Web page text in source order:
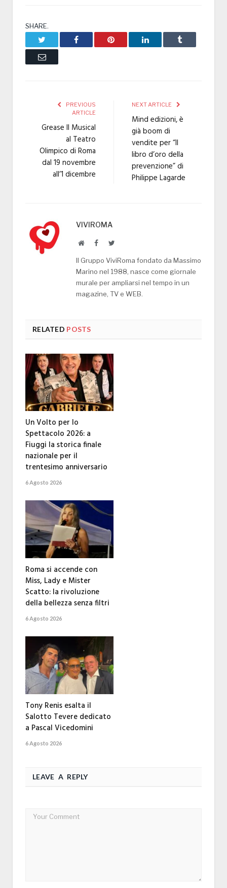
SHARE.
Facebook Pinterest LinkedIn Tumblr
Email
PREVIOUS
ARTICLE
Grease Il Musical
al Teatro
Olimpico di Roma
dal 19 novembre
all’1 dicembre
NEXT ARTICLE
Mind edizioni, è
già boom di
vendite per “Il
libro d’oro della
prevenzione” di
Philippe Lagarde
VIVIROMA
WebsiteFacebookTwitter
Il Gruppo ViviRoma fondato da Massimo
Marino nel 1988, nasce come giornale
murale per ampliarsi nel tempo in un
magazine, TV e WEB.
RELATED POSTS
Un Volto per lo
Spettacolo 2026: a
Fiuggi la storica finale
nazionale per il
trentesimo anniversario
6 Agosto 2026
Roma si accende con
Miss, Lady e Mister
Scatto: la rivoluzione
della bellezza senza filtri
6 Agosto 2026
Tony Renis esalta il
Salotto Tevere dedicato
a Pascal Vicedomini
6 Agosto 2026
LEAVE A REPLY